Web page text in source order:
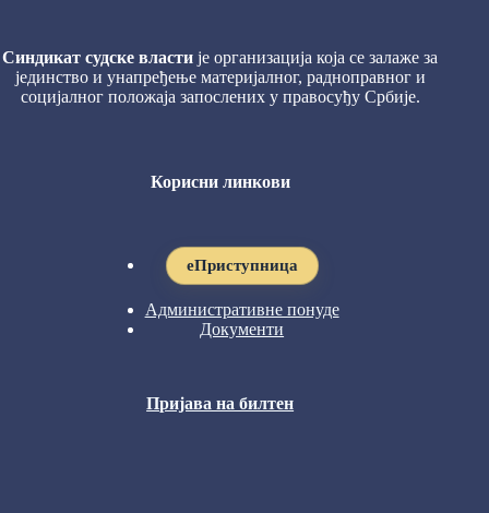
Синдикат судске власти је организација која се залаже за
јединство и унапређење материјалног, радноправног и
социјалног положаја запослених у правосуђу Србије.
Корисни линкови
eПриступница
Административне понуде
Документи
Пријава на билтен